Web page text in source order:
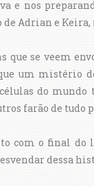
e nos
Adrian e Keira,
que se veem
um mistério
do mundo
farão de tudo
com o final do
dessa